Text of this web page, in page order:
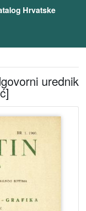
Hrvatske
urednik